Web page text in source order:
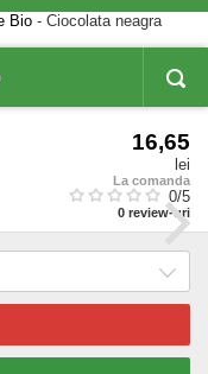
Bio - Ciocolata neagra
16,65
lei
La comanda
0/5
0 review-uri